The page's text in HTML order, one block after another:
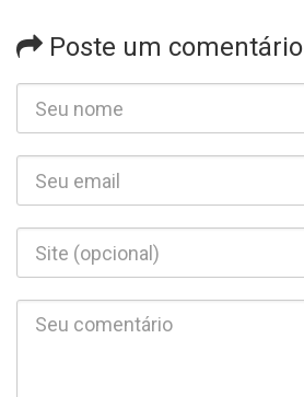
Poste um comentário